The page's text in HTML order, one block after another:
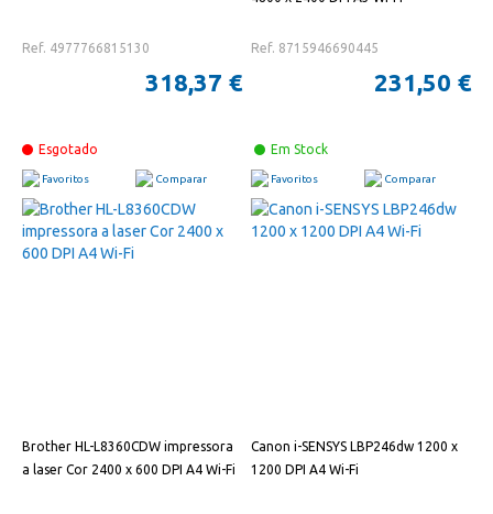
Ref. 4977766815130
318,37 €
Esgotado
Favoritos Comparar
Ref. 8715946690445
231,50 €
Em Stock
Favoritos Comparar
Brother HL-L8360CDW impressora
a laser Cor 2400 x 600 DPI A4 Wi-Fi
Canon i-SENSYS LBP246dw 1200 x
1200 DPI A4 Wi-Fi